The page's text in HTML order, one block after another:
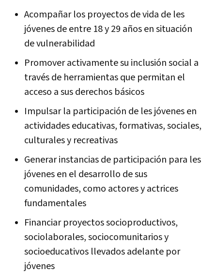
Acompañar los proyectos de vida de les
jóvenes de entre 18 y 29 años en situación
de vulnerabilidad
Promover activamente su inclusión social a
través de herramientas que permitan el
acceso a sus derechos básicos
Impulsar la participación de les jóvenes en
actividades educativas, formativas, sociales,
culturales y recreativas
Generar instancias de participación para les
jóvenes en el desarrollo de sus
comunidades, como actores y actrices
fundamentales
Financiar proyectos socioproductivos,
sociolaborales, sociocomunitarios y
socioeducativos llevados adelante por
jóvenes